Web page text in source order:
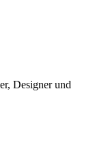
Designer und